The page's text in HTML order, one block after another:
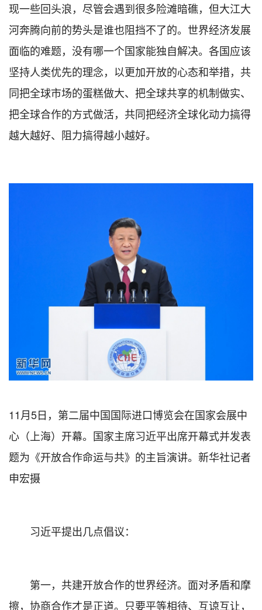
现一些回头浪，尽管会遇到很多险滩暗礁，但大江大
河奔腾向前的势头是谁也阻挡不了的。世界经济发展
面临的难题，没有哪一个国家能独自解决。各国应该
坚持人类优先的理念，以更加开放的心态和举措，共
同把全球市场的蛋糕做大、把全球共享的机制做实、
把全球合作的方式做活，共同把经济全球化动力搞得
越大越好、阻力搞得越小越好。
11月5日，第二届中国国际进口博览会在国家会展中
心（上海）开幕。国家主席习近平出席开幕式并发表
题为《开放合作命运与共》的主旨演讲。新华社记者
申宏摄
习近平提出几点倡议：
第一，共建开放合作的世界经济。面对矛盾和摩
擦，协商合作才是正道。只要平等相待、互谅互让，